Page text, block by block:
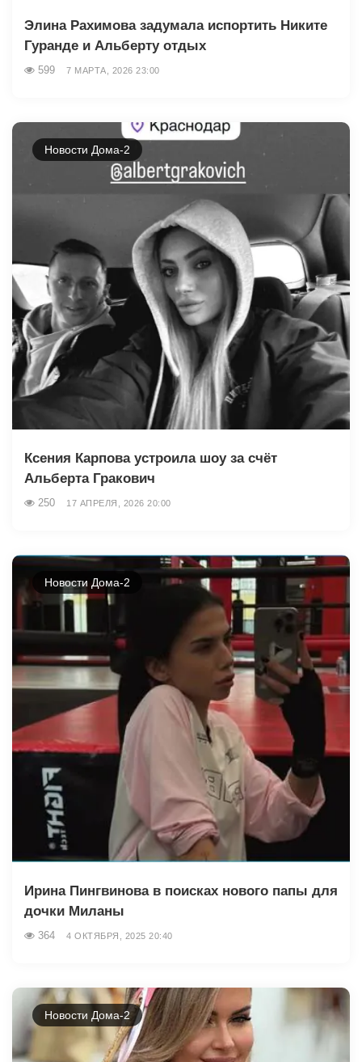
Элина Рахимова задумала испортить Никите
Гуранде и Альберту отдых
599 7 МАРТА, 2026 23:00
Новости Дома-2
Ксения Карпова устроила шоу за счёт
Альберта Гракович
250 17 АПРЕЛЯ, 2026 20:00
Новости Дома-2
Ирина Пингвинова в поисках нового папы для
дочки Миланы
364 4 ОКТЯБРЯ, 2025 20:40
Новости Дома-2